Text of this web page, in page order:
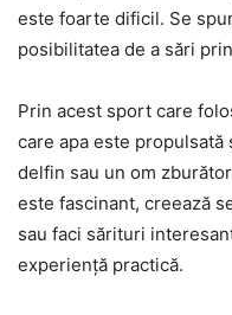
este foarte dificil. Se
posibilitatea de a sări
Prin acest sport care
care apa este propulsată
delfin sau un om
este fascinant, creează
sau faci sărituri
experiență practică.